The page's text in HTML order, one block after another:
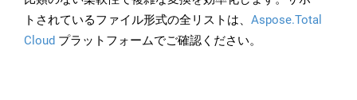
トされているファイル形式の全リストは、 Aspose.Total
Cloud プラットフォームでご確認ください。